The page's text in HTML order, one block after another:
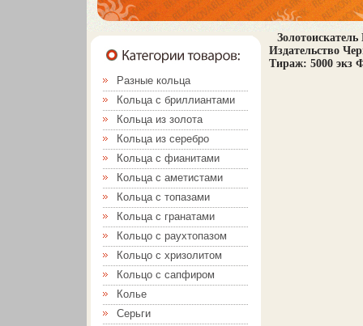
Разные кольца
Кольца с бриллиантами
Кольца из золота
Кольца из серебро
Кольца с фианитами
Кольца с аметистами
Кольца с топазами
Кольца с гранатами
Кольцо с раухтопазом
Кольцо с хризолитом
Кольцо с сапфиром
Колье
Серьги
Издательство
Тираж: 5000 экз